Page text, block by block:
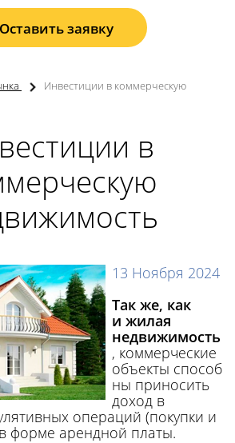
Оставить заявку
Инвестиции в коммерческую
в
13 Ноября 2024
Так же, как
и жилая
недвижимость
, коммерческие
объекты способ
ны приносить
доход в
операций (покупки и
форме арендной платы.